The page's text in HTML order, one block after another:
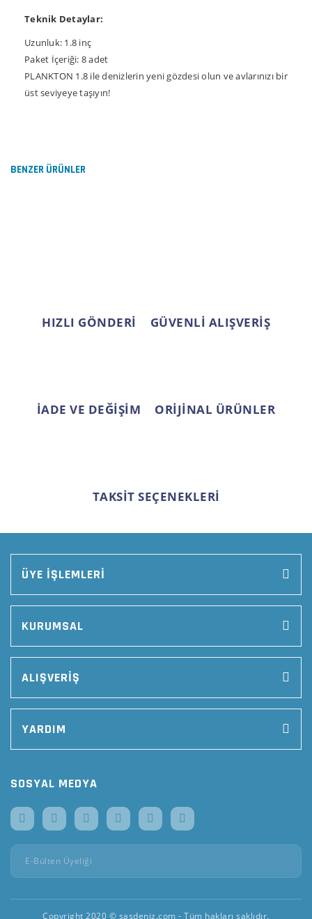
Teknik Detaylar:
Uzunluk: 1.8 inç
Paket İçeriği: 8 adet
PLANKTON 1.8 ile denizlerin yeni gözdesi olun ve avlarınızı bir
üst seviyeye taşıyın!
Görüş ve önerileriniz için teşekkür ederiz.
BENZER ÜRÜNLER
HIZLI GÖNDERİ GÜVENLİ ALIŞVERİŞ
İADE VE DEĞİŞİM ORİJİNAL ÜRÜNLER
TAKSİT SEÇENEKLERİ
ÜYE İŞLEMLERİ
KURUMSAL
ALIŞVERİŞ
YARDIM
SOSYAL MEDYA
Copyright 2020 © sasdeniz.com - Tüm hakları saklıdır.